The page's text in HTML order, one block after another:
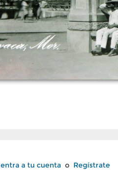
entra a tu cuenta o Regístrate